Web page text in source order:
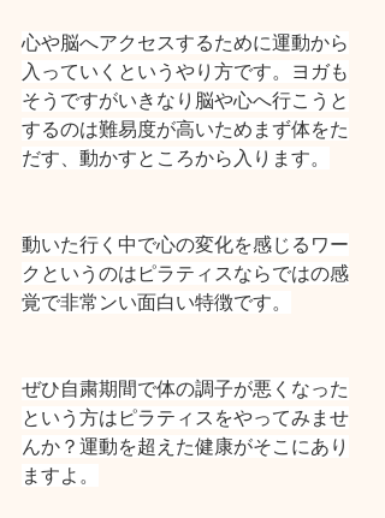
心や脳へアクセスするために運動から
入っていくというやり方です。ヨガも
そうですがいきなり脳や心へ行こうと
するのは難易度が高いためまず体をた
だす、動かすところから入ります。
動いた行く中で心の変化を感じるワー
クというのはピラティスならではの感
覚で非常ンい面白い特徴です。
ぜひ自粛期間で体の調子が悪くなった
という方はピラティスをやってみませ
んか？運動を超えた健康がそこにあり
ますよ。